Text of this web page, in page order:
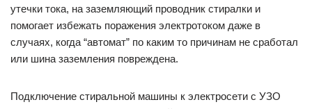
утечки тока, на заземляющий проводник стиралки и
помогает избежать поражения электротоком даже в
случаях, когда “автомат” по каким то причинам не сработал
или шина заземления повреждена.
Подключение стиральной машины к электросети с УЗО